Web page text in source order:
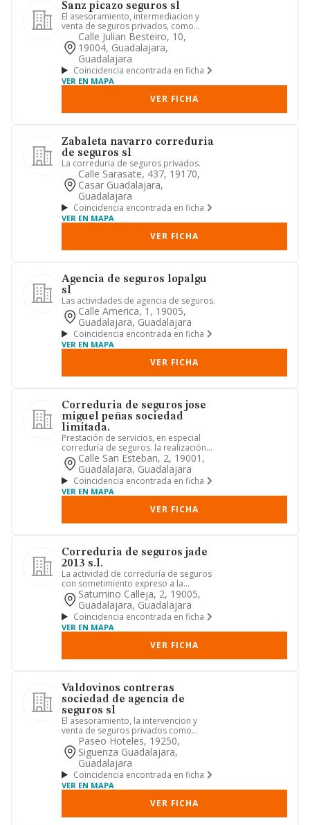
Sanz picazo seguros sl
El asesoramiento, intermediacion y
venta de seguros privados, como
sociedad de agencia de seguros.
Calle Julian Besteiro, 10,
19004, Guadalajara,
Guadalajara
Coincidencia encontrada en ficha
VER EN MAPA
VER FICHA
Zabaleta navarro correduria
de seguros sl
La correduria de seguros privados.
Calle Sarasate, 437, 19170,
Casar Guadalajara,
Guadalajara
Coincidencia encontrada en ficha
VER EN MAPA
VER FICHA
Agencia de seguros lopalgu
sl
Las actividades de agencia de seguros.
Calle America, 1, 19005,
Guadalajara, Guadalajara
Coincidencia encontrada en ficha
VER EN MAPA
VER FICHA
Correduria de seguros jose
miguel peñas sociedad
limitada.
Prestación de servicios, en especial
correduría de seguros. la realización
de actividades de corred...
Calle San Esteban, 2, 19001,
Guadalajara, Guadalajara
Coincidencia encontrada en ficha
VER EN MAPA
VER FICHA
Correduria de seguros jade
2013 s.l.
La actividad de correduría de seguros
con sometimiento expreso a la
legislación de mediación en seg...
Saturnino Calleja, 2, 19005,
Guadalajara, Guadalajara
Coincidencia encontrada en ficha
VER EN MAPA
VER FICHA
Valdovinos contreras
sociedad de agencia de
seguros sl
El asesoramiento, la intervencion y
venta de seguros privados como
sociedad de agencia.
Paseo Hoteles, 19250,
Siguenza Guadalajara,
Guadalajara
Coincidencia encontrada en ficha
VER EN MAPA
VER FICHA